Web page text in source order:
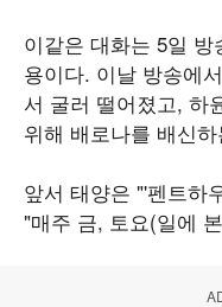
이같은 대화는 5일
용이다. 이날 방송에
서 굴러 떨어졌고, 하
위해 배로나를 배신
앞서 태양은 "'펜트하
"매주 금, 토요(일에